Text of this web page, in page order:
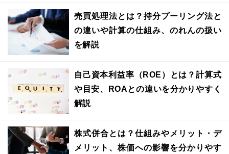
売買処理法とは？持分プーリング法と
の違いや計算の仕組み、のれんの扱い
を解説
自己資本利益率（ROE）とは？計算式
や目安、ROAとの違いを分かりやすく
解説
株式併合とは？仕組みやメリット・デ
メリット、株価への影響を分かりやす